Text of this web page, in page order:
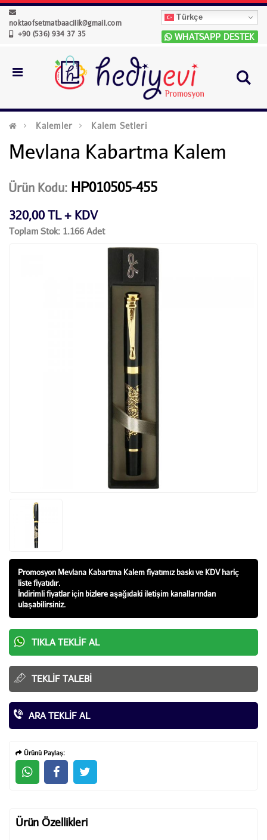
noktaofsetmatbaacilik@gmail.com
+90 (536) 934 37 35
Türkçe
WHATSAPP DESTEK
Kalemler Kalem Setleri
Mevlana Kabartma Kalem
Ürün Kodu: HP010505-455
320,00 TL + KDV
Toplam Stok: 1.166 Adet
Promosyon Mevlana Kabartma Kalem fiyatımız baskı ve KDV hariç
liste fiyatıdır.
İndirimli fiyatlar için bizlere aşağıdaki iletişim kanallarından
ulaşabilirsiniz.
TIKLA TEKLIF AL
TEKLIF TALEBI
ARA TEKLIF AL
Ürünü Paylaş:
Ürün Özellikleri